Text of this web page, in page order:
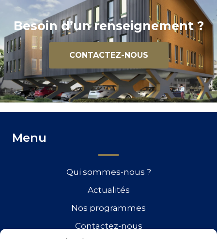
Besoin d’un renseignement ?
CONTACTEZ-NOUS
Menu
Qui sommes-nous ?
Actualités
Nos programmes
Contactez-nous